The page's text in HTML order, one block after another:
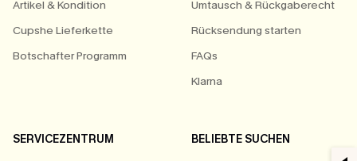
Artikel & Kondition
Cupshe Lieferkette
Botschafter Programm
Umtausch & Rückgaberecht
Rücksendung starten
FAQs
Klarna
SERVICEZENTRUM
BELIEBTE SUCHEN